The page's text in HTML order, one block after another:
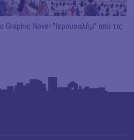
Graphic Novel "Ιερουσαλήμ" από τις